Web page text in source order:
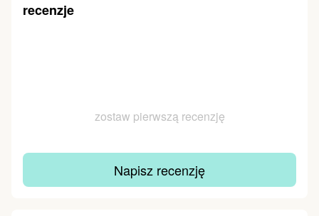
recenzje
zostaw pierwszą recenzję
Napisz recenzję